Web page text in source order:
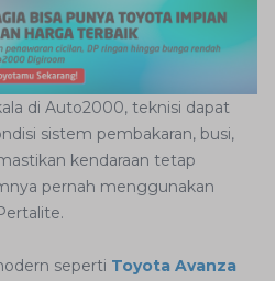
di Auto2000, teknisi dapat
sistem pembakaran, busi,
kendaraan tetap
pernah menggunakan
seperti Toyota Avanza